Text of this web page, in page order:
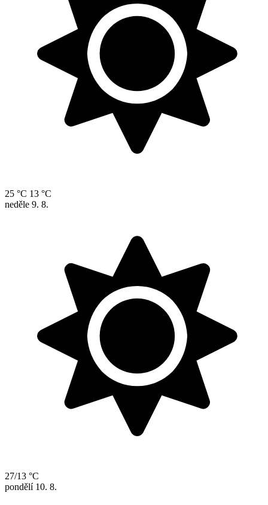
25 °C 13 °C
neděle 9. 8.
27/13 °C
pondělí 10. 8.